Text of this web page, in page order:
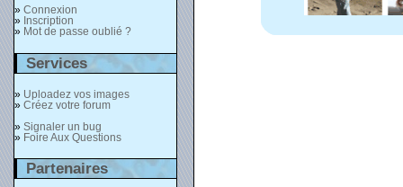
» Connexion
» Inscription
» Mot de passe oublié ?
Services
» Uploadez vos images
» Créez votre forum
» Signaler un bug
» Foire Aux Questions
Partenaires